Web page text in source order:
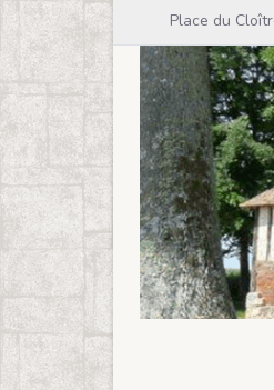
Place du